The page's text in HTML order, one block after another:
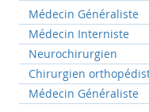
Médecin Généraliste
Médecin Interniste
Neurochirurgien
Chirurgien
Médecin Généraliste